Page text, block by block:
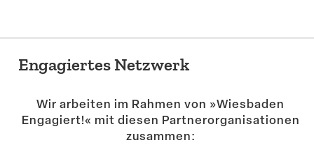
Engagiertes Netzwerk
Wir arbeiten im Rahmen von »Wiesbaden
Engagiert!« mit diesen Partner­or­ga­ni­sa­tionen
zusammen: